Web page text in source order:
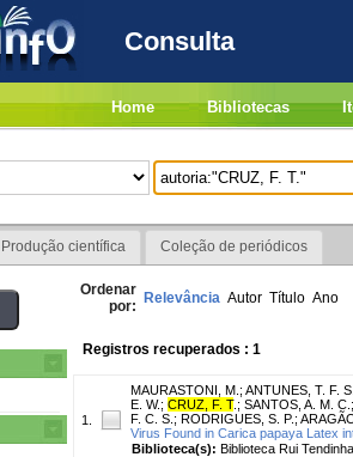
Consulta
Home Bibliotecas
Produção científica Coleção de periódicos
Ordenar
por: Relevância Autor Título Ano
Registros recuperados : 1
1.
MAURASTONI, M. ; ANTUNES, T. F. S.
E. W.; CRUZ, F. T. ; SANTOS, A. M. C. ;
F. C. S. ; RODRIGUES, S. P. ;
Virus Found in Carica papaya Latex
Biblioteca(s): Biblioteca Rui Tendinha.